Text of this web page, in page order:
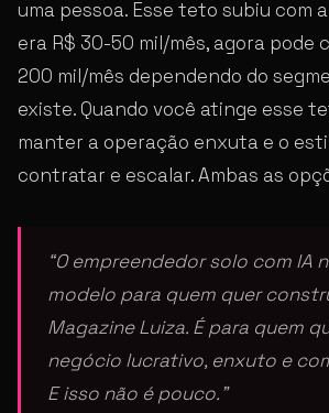
uma pessoa. Esse teto subiu com
era R$ 30-50 mil/mês, agora pode
200 mil/mês dependendo do
existe. Quando você atinge esse
manter a operação enxuta e o
contratar e escalar. Ambas as
“O empreendedor solo com IA
modelo para quem quer
Magazine Luiza. É para quem
negócio lucrativo, enxuto e
E isso não é pouco.”